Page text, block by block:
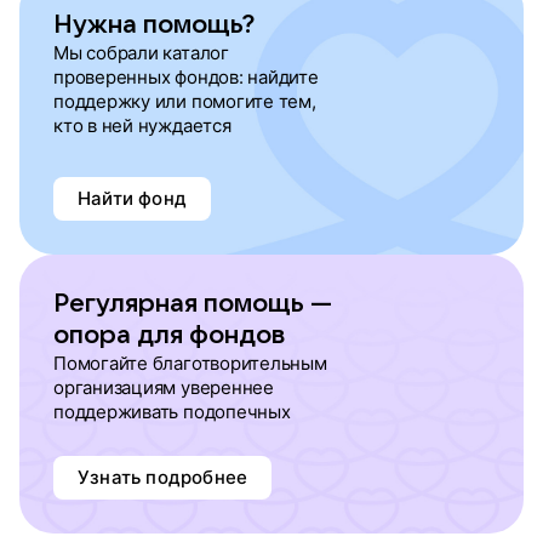
Нужна помощь?
Мы собрали каталог
проверенных фондов: найдите
поддержку или помогите тем,
кто в ней нуждается
Найти фонд
Регулярная помощь —
опора для фондов
Помогайте благотворительным
организациям увереннее
поддерживать подопечных
Узнать подробнее